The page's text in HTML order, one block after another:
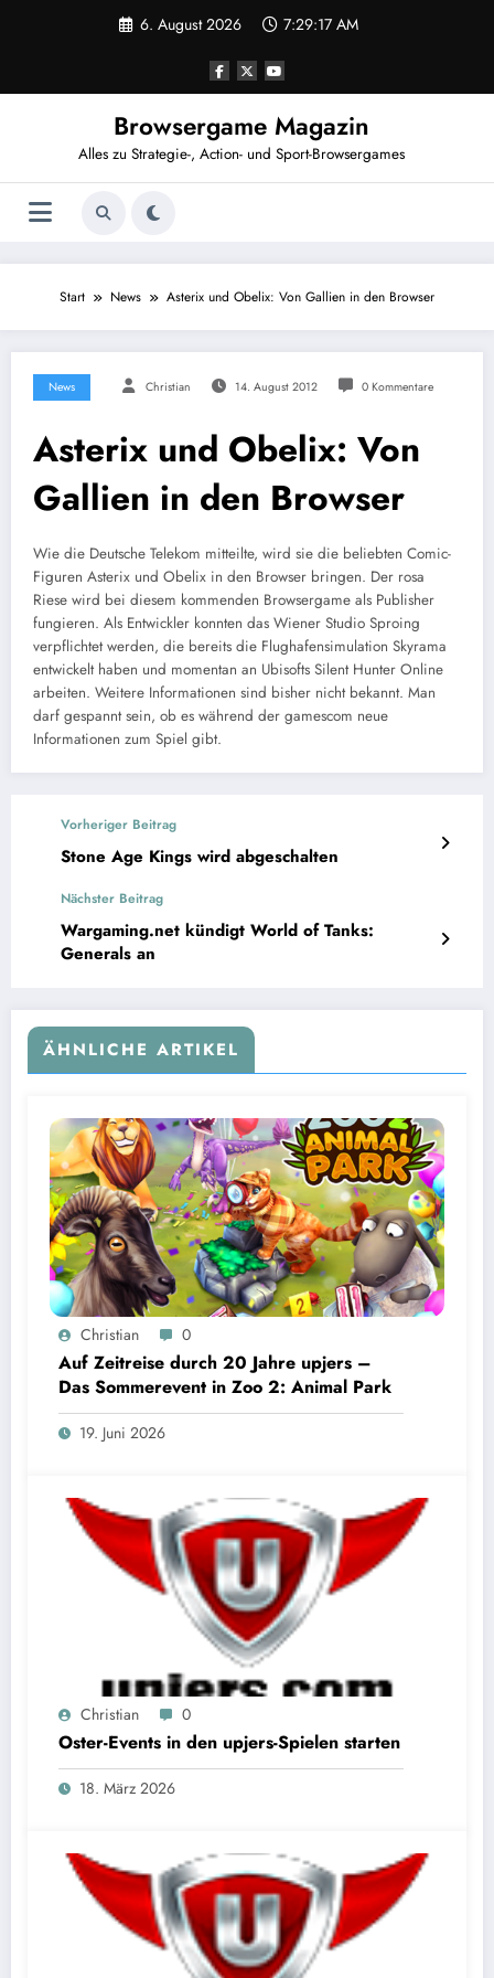
6. August 2026 7:29:17 AM
Browsergame Magazin
Alles zu Strategie-, Action- und Sport-Browsergames
Start News Asterix und Obelix: Von Gallien in den Browser
News Christian 14. August 2012 0 Kommentare
Asterix und Obelix: Von
Gallien in den Browser
Wie die Deutsche Telekom mitteilte, wird sie die beliebten Comic-
Figuren Asterix und Obelix in den Browser bringen. Der rosa
Riese wird bei diesem kommenden Browsergame als Publisher
fungieren. Als Entwickler konnten das Wiener Studio Sproing
verpflichtet werden, die bereits die Flughafensimulation Skyrama
entwickelt haben und momentan an Ubisofts Silent Hunter Online
arbeiten. Weitere Informationen sind bisher nicht bekannt. Man
darf gespannt sein, ob es während der gamescom neue
Informationen zum Spiel gibt.
Vorheriger Beitrag
Stone Age Kings wird abgeschalten
Nächster Beitrag
Wargaming.net kündigt World of Tanks:
Generals an
ÄHNLICHE ARTIKEL
Christian 0
Auf Zeitreise durch 20 Jahre upjers –
Das Sommerevent in Zoo 2: Animal Park
19. Juni 2026
Christian 0
Oster-Events in den upjers-Spielen starten
18. März 2026